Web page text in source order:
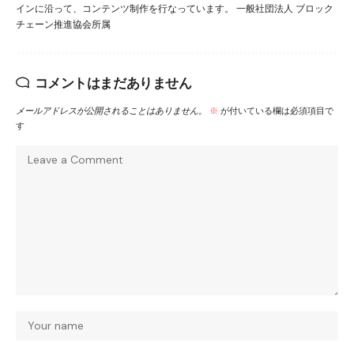
インに沿って、コンテンツ制作を行なっています。 一般社団法人 ブロック
チェーン推進協会所属
コメントはまだありません
メールアドレスが公開されることはありません。 ※ が付いている欄は必須項目で
す